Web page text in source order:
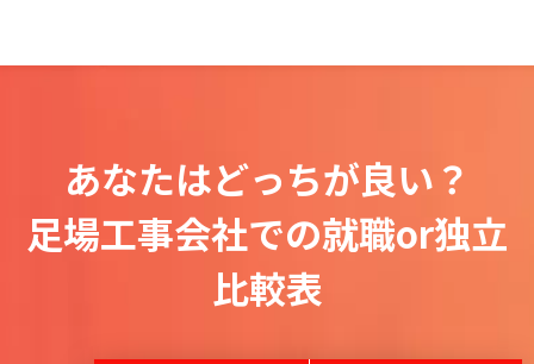
あなたはどっちが良い？
足場工事会社での就職or独立
比較表